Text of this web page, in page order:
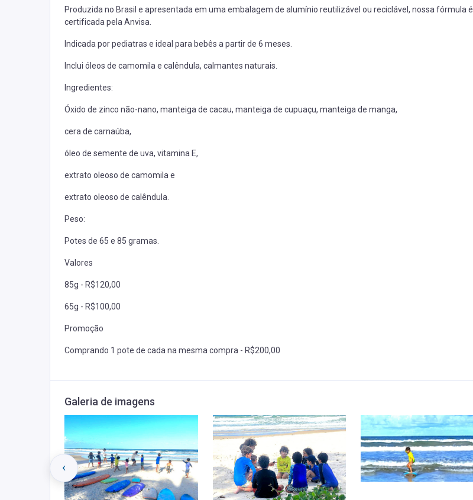
Produzida no Brasil e apresentada em uma embalagem de alumínio reutilizável ou reciclável, nossa fórmula é
certificada pela Anvisa.
Indicada por pediatras e ideal para bebês a partir de 6 meses.
Inclui óleos de camomila e calêndula, calmantes naturais.
Ingredientes:
Óxido de zinco não-nano, manteiga de cacau, manteiga de cupuaçu, manteiga de manga,
cera de carnaúba,
óleo de semente de uva, vitamina E,
extrato oleoso de camomila e
extrato oleoso de calêndula.
Peso:
Potes de 65 e 85 gramas.
Valores
85g - R$120,00
65g - R$100,00
Promoção
Comprando 1 pote de cada na mesma compra - R$200,00
Galeria de imagens
‹